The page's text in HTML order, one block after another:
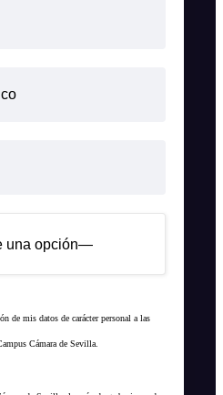
de mis datos de carácter personal a las
Cámara de Sevilla